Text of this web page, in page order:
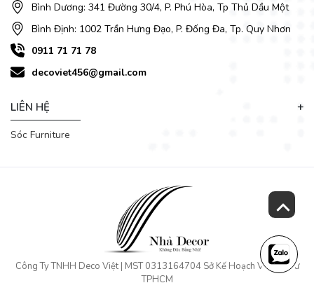
Bình Dương: 341 Đường 30/4, P. Phú Hòa, Tp Thủ Dầu Một
Bình Định: 1002 Trần Hưng Đạo, P. Đống Đa, Tp. Quy Nhơn
0911 71 71 78
decoviet456@gmail.com
LIÊN HỆ
Sóc Furniture
Công Ty TNHH Deco Việt | MST 0313164704 Sở Kế Hoạch Và Đầu Tư
TPHCM